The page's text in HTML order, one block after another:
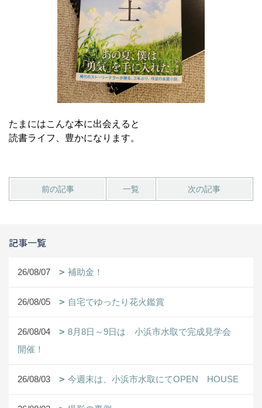
たまにはこんな本に出会えると
読書ライフ、豊かになります。
前の記事 一覧 次の記事
記事一覧
26/08/07 補助金！
26/08/05 自宅でゆったり花火鑑賞
26/08/04
8月8日～9日は 小浜市水取で完成見学会
開催！
26/08/03 今週末は、小浜市水取にてOPEN HOUSE